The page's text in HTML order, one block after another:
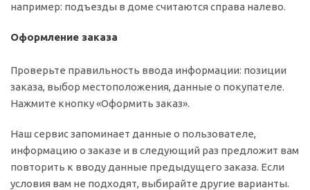
например: подъезды в доме считаются справа налево.
Оформление заказа
Проверьте правильность ввода информации: позиции
заказа, выбор местоположения, данные о покупателе.
Нажмите кнопку «Оформить заказ».
Наш сервис запоминает данные о пользователе,
информацию о заказе и в следующий раз предложит вам
повторить к вводу данные предыдущего заказа. Если
условия вам не подходят, выбирайте другие варианты.